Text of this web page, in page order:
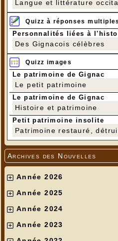
Langue et littérature
Quizz à réponses multiples
Personnalités liées à
Des Gignacois célèbres
Quizz images
Le patrimoine de Gignac
Le petit patrimoine
Le patrimoine de Gignac
Histoire et patrimoine
Petit patrimoine insolite
Patrimoine restauré,
Archives des Nouvelles
Année 2026
Année 2025
Année 2024
Année 2023